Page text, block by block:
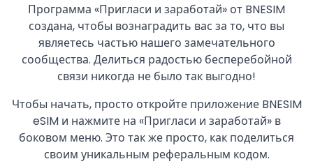
Программа «Пригласи и заработай» от BNESIM
создана, чтобы вознаградить вас за то, что вы
являетесь частью нашего замечательного
сообщества. Делиться радостью бесперебойной
связи никогда не было так выгодно!
Чтобы начать, просто откройте приложение BNESIM
eSIM и нажмите на «Пригласи и заработай» в
боковом меню. Это так же просто, как поделиться
своим уникальным реферальным кодом.